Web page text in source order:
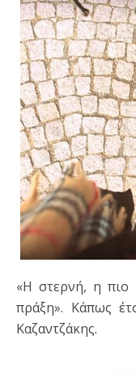
«Η στερνή, η πιο ιερή μορφή της θεωρίας είναι η
πράξη». Κάπως
Καζαντζάκης.